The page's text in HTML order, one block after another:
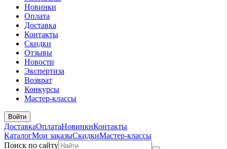
Новинки
Оплата
Доставка
Контакты
Скидки
Отзывы
Новости
Экспертиза
Возврат
Конкурсы
Мастер-классы
Войти
ДоставкаОплатаНовинкиКонтакты
КаталогМои заказыСкидкиМастер-классы
Поиск по сайту